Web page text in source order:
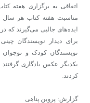
اتفاقی به برگزاری هفته
مناسبت هفته کتاب هر سال
ایده‌های جالبی می‌گیرند که
برای دیدار نویسندگان
نویسندگان کودک و نوجوان
یکدیگر عکس یادگاری گرفتند
کردند.
گزارش: پروین پناهی